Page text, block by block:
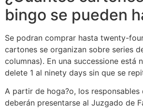
bingo se pueden
Se podran comprar hasta twenty-
cartones se organizan sobre series
columnas). En una successione está
delete 1 al ninety days sin que se
A partir de hoga?o, los responsables
deberán presentarse al Juzgado de